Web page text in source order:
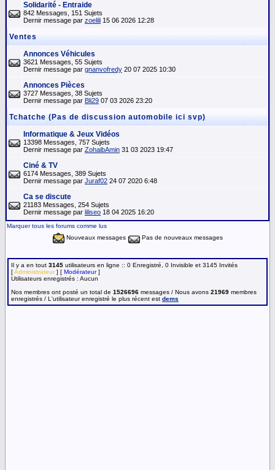
Solidarité - Entraide
842 Messages, 151 Sujets
Dernir message par zoelili 15 06 2026 12:28
Ventes
Annonces Véhicules
3621 Messages, 55 Sujets
Dernir message par gnanvofredy 20 07 2025 10:30
Annonces Pièces
3727 Messages, 38 Sujets
Dernir message par Bli29 07 03 2026 23:20
Tchatche (Pas de discussion automobile ici svp)
Informatique & Jeux Vidéos
13398 Messages, 757 Sujets
Dernir message par ZohaibAmin 31 03 2023 19:47
Ciné & TV
6174 Messages, 389 Sujets
Dernir message par Juraf02 24 07 2020 6:48
Ca se discute
21183 Messages, 254 Sujets
Dernir message par liliseo 18 04 2025 16:20
Marquer tous les forums comme lus
Nouveaux messages
Pas de nouveaux messages
Il y a en tout 3145 utilisateurs en ligne :: 0 Enregistré, 0 Invisible et 3145 Invités
[Administrateur] [ Modérateur]
Utilisateurs enregistrés : Aucun
Nos membres ont posté un total de 1526696 messages / Nous avons 21969 membres
enregistrés / L'utilisateur enregistré le plus récent est dems